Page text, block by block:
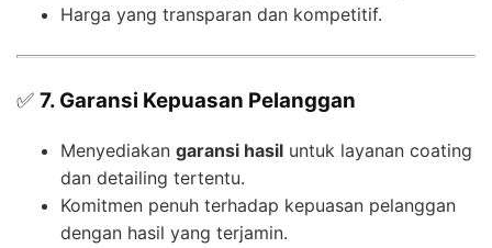
Harga yang transparan dan kompetitif.
✅ 7. Garansi Kepuasan Pelanggan
Menyediakan garansi hasil untuk layanan coating
dan detailing tertentu.
Komitmen penuh terhadap kepuasan pelanggan
dengan hasil yang terjamin.